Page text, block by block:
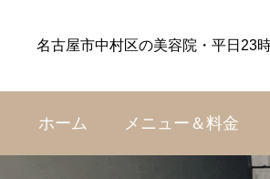
名古屋市中村区の美容院・平日23
ホーム メニュー＆料金